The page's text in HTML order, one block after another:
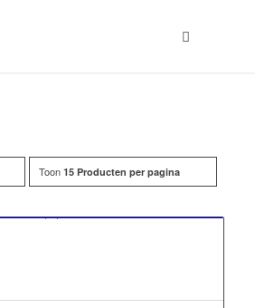
Toon 15 Producten per pagina